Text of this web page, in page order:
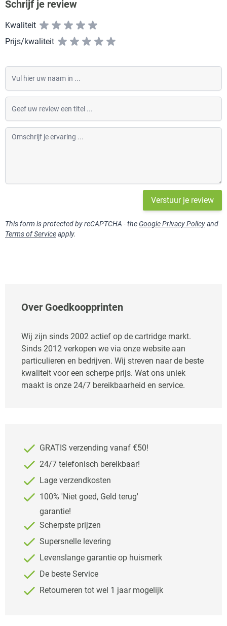
Schrijf je review
Kwaliteit
Prijs/kwaliteit
Vul hier uw naam in
Geef uw review een titel
Omschrijf je ervaring
Verstuur je review
This form is protected by reCAPTCHA - the Google Privacy Policyand
Terms of Serviceapply.
Over Goedkoopprinten
Wij zijn sinds 2002 actief op de cartridge markt.
Sinds 2012 verkopen we via onze website aan
particulieren en bedrijven. Wij streven naar de beste
kwaliteit voor een scherpe prijs. Wat ons uniek
maakt is onze 24/7 bereikbaarheid en service.
GRATIS verzending vanaf €50!
24/7 telefonisch bereikbaar!
Lage verzendkosten
100% 'Niet goed, Geld terug'
garantie!
Scherpste prijzen
Supersnelle levering
Levenslange garantie op huismerk
De beste Service
Retourneren tot wel 1 jaar mogelijk